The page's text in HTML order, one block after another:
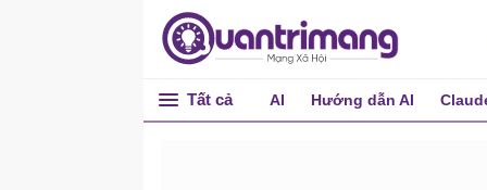
Tất cả AI Hướng dẫn AI